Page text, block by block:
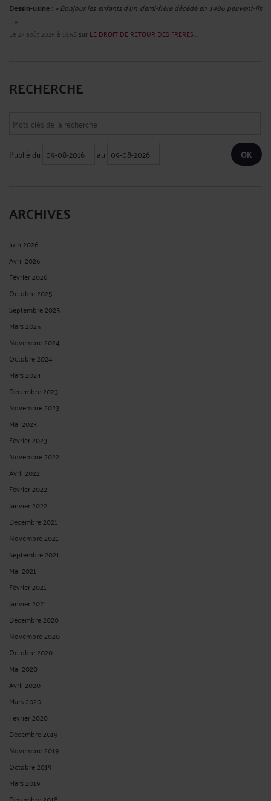
Dessin-usine : « Bonjour les enfants d'un demi-frère décédé en 1986 peuvent-ils
... »
Le 27 août 2025 à 13:58 sur LE DROIT DE RETOUR DES FRERES ...
RECHERCHE
Publié du au
ARCHIVES
Juin 2026
Avril 2026
Février 2026
Octobre 2025
Septembre 2025
Mars 2025
Novembre 2024
Octobre 2024
Mars 2024
Décembre 2023
Novembre 2023
Mai 2023
Février 2023
Novembre 2022
Avril 2022
Février 2022
Janvier 2022
Décembre 2021
Novembre 2021
Septembre 2021
Mai 2021
Février 2021
Janvier 2021
Décembre 2020
Novembre 2020
Octobre 2020
Mai 2020
Avril 2020
Mars 2020
Février 2020
Décembre 2019
Novembre 2019
Octobre 2019
Mars 2019